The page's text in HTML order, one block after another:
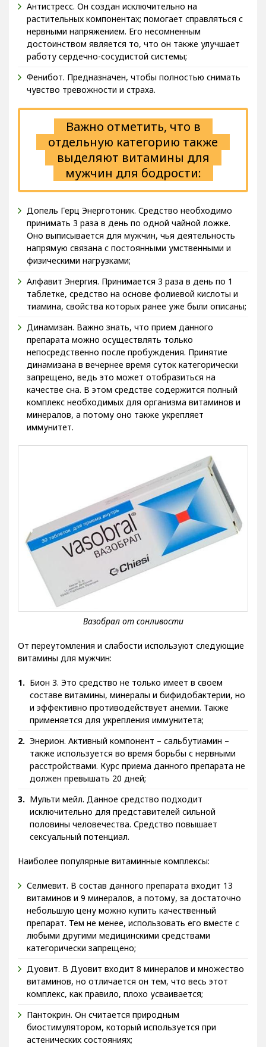
Антистресс. Он создан исключительно на
растительных компонентах; помогает справляться с
нервными напряжением. Его несомненным
достоинством является то, что он также улучшает
работу сердечно-сосудистой системы;
Фенибот. Предназначен, чтобы полностью снимать
чувство тревожности и страха.
Важно отметить, что в
отдельную категорию также
выделяют витамины для
мужчин для бодрости:
Допель Герц Энерготоник. Средство необходимо
принимать 3 раза в день по одной чайной ложке.
Оно выписывается для мужчин, чья деятельность
напрямую связана с постоянными умственными и
физическими нагрузками;
Алфавит Энергия. Принимается 3 раза в день по 1
таблетке, средство на основе фолиевой кислоты и
тиамина, свойства которых ранее уже были описаны;
Динамизан. Важно знать, что прием данного
препарата можно осуществлять только
непосредственно после пробуждения. Принятие
динамизана в вечернее время суток категорически
запрещено, ведь это может отобразиться на
качестве сна. В этом средстве содержится полный
комплекс необходимых для организма витаминов и
минералов, а потому оно также укрепляет
иммунитет.
От переутомления и слабости используют следующие
витамины для мужчин:
Бион 3. Это средство не только имеет в своем
составе витамины, минералы и бифидобактерии, но
и эффективно противодействует анемии. Также
применяется для укрепления иммунитета;
Энерион. Активный компонент – сальбутиамин –
также используется во время борьбы с нервными
расстройствами. Курс приема данного препарата не
должен превышать 20 дней;
Мульти мейл. Данное средство подходит
исключительно для представителей сильной
половины человечества. Средство повышает
сексуальный потенциал.
Наиболее популярные витаминные комплексы:
Селмевит. В состав данного препарата входит 13
витаминов и 9 минералов, а потому, за достаточно
небольшую цену можно купить качественный
препарат. Тем не менее, использовать его вместе с
любыми другими медицинскими средствами
категорически запрещено;
Дуовит. В Дуовит входит 8 минералов и множество
витаминов, но отличается он тем, что весь этот
комплекс, как правило, плохо усваивается;
Пантокрин. Он считается природным
биостимулятором, который используется при
астенических состояниях;